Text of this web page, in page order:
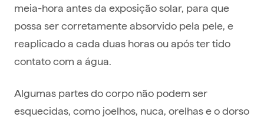
meia-hora antes da exposição solar, para que
possa ser corretamente absorvido pela pele, e
reaplicado a cada duas horas ou após ter tido
contato com a água.
Algumas partes do corpo não podem ser
esquecidas, como joelhos, nuca, orelhas e o dorso